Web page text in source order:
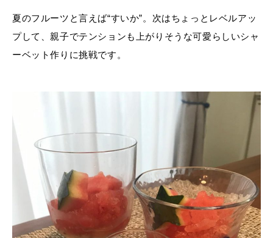
夏のフルーツと言えば“すいか”。次はちょっとレベルアッ
プして、親子でテンションも上がりそうな可愛らしいシャ
ーベット作りに挑戦です。